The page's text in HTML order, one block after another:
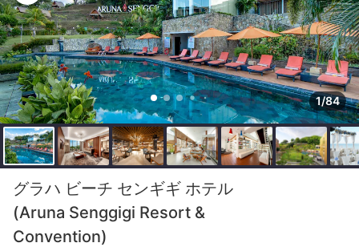
1/84
グラハ ビーチ センギギ ホテル
(Aruna Senggigi Resort &
Convention)